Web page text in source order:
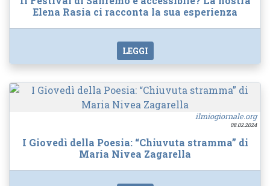
Elena Rasia ci racconta la sua esperienza
LEGGI
ilmiogiornale.org
08.02.2024
I Giovedì della Poesia: “Chiuvuta stramma” di
Maria Nivea Zagarella